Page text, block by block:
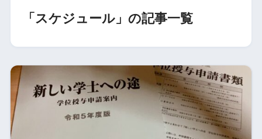
「スケジュール」の記事一覧